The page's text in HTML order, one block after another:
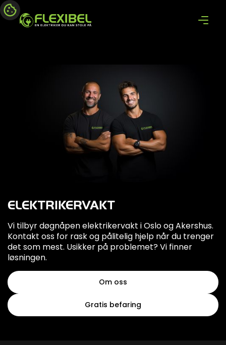
ELEKTRIKERVAKT
Vi tilbyr døgnåpen elektrikervakt i Oslo og Akershus.
Kontakt oss for rask og pålitelig hjelp når du trenger
det som mest. Usikker på problemet? Vi finner
løsningen.
Om oss
Gratis befaring